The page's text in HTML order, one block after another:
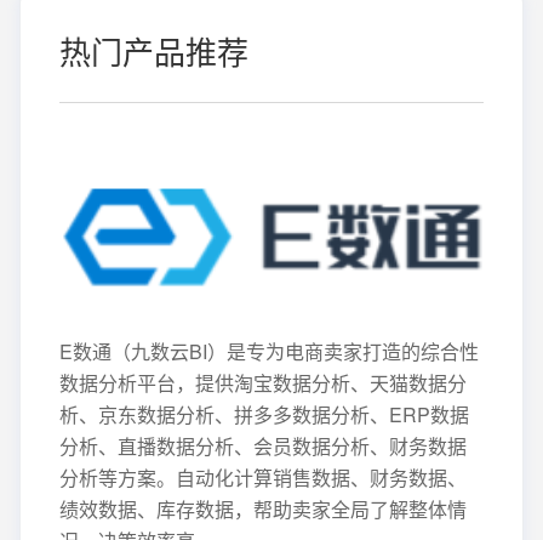
热门产品推荐
E数通（九数云BI）是专为电商卖家打造的综合性
数据分析平台，提供淘宝数据分析、天猫数据分
析、京东数据分析、拼多多数据分析、ERP数据
分析、直播数据分析、会员数据分析、财务数据
分析等方案。自动化计算销售数据、财务数据、
绩效数据、库存数据，帮助卖家全局了解整体情